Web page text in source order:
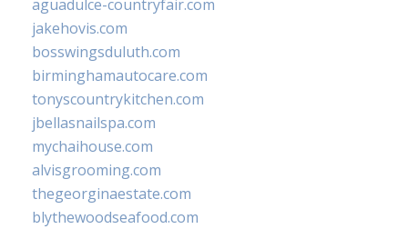
aguadulce-countryfair.com
jakehovis.com
bosswingsduluth.com
birminghamautocare.com
tonyscountrykitchen.com
jbellasnailspa.com
mychaihouse.com
alvisgrooming.com
thegeorginaestate.com
blythewoodseafood.com